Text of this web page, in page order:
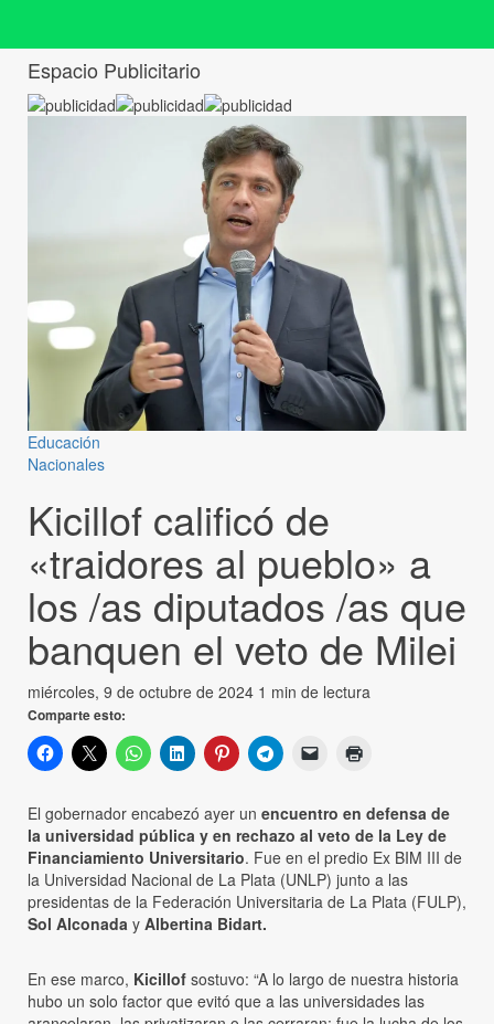
Espacio Publicitario
Educación
Nacionales
Kicillof calificó de
«traidores al pueblo» a
los /as diputados /as que
banquen el veto de Milei
miércoles, 9 de octubre de 2024 1 min de lectura
Comparte esto:
El gobernador encabezó ayer un encuentro en defensa de
la universidad pública y en rechazo al veto de la Ley de
Financiamiento Universitario. Fue en el predio Ex BIM III de
la Universidad Nacional de La Plata (UNLP) junto a las
presidentas de la Federación Universitaria de La Plata (FULP),
Sol Alconada y Albertina Bidart.
En ese marco, Kicillof sostuvo: “A lo largo de nuestra historia
hubo un solo factor que evitó que a las universidades las